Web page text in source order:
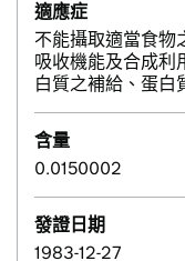
適應症
不能攝取適當食物
吸收機能及合成利
白質之補給、蛋白
含量
0.0150002
發證日期
1983-12-27